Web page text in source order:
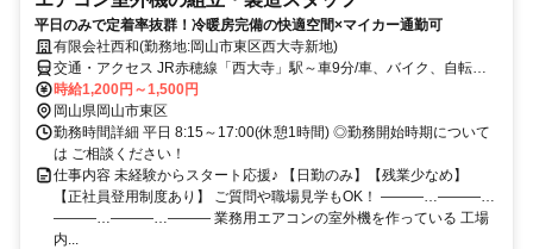
平日のみで定着率抜群！冷暖房完備の快適空間×マイカー通勤可
有限会社西和(勤務地:岡山市東区西大寺新地)
交通・アクセス JR赤穂線「西大寺」駅～車9分/車、バイク、自転車
通勤OK
時給1,200円～1,500円
岡山県岡山市東区
勤務時間詳細 平日 8:15～17:00(休憩1時間) ◎勤務開始時期について
は ご相談ください！
仕事内容 未経験からスタート応援♪ 【日勤のみ】【残業少なめ】
【正社員登用制度あり】 ご質問や職場見学もOK！ ―――…―――…
―――…―――…――― 業務用エアコンの室外機を作っている 工場
内...